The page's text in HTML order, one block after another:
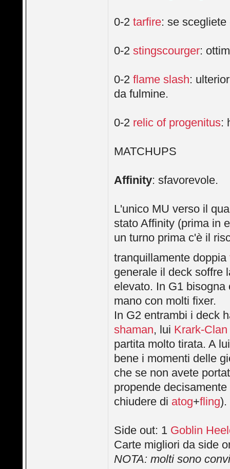
0-2tarfire: se
0-2stingscourger:
0-2flame slash:
da fulmine.
0-2 relic of progenitus:
MATCHUPS
Affinity: sfavorevole.
L'unico MU verso il
stato Affinity (prima in
un turno prima c'è il
tranquillamente doppia
generale il deck soffre
elevato. In G1
mano con molti fixer.
In G2 entrambi i deck
shaman, lui Krark-
partita molto tirata. A
bene i momenti delle
che se non avete
propende
chiudere di atog+fling).
Side out: 1 Goblin
Carte migliori da side
NOTA: molti sono